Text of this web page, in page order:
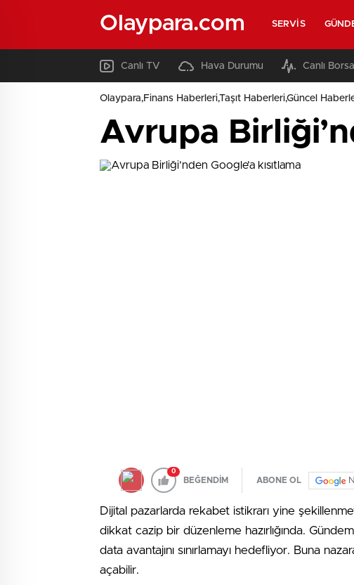
Olaypara.com SERVIS
Canlı TV Hava Durumu Canlı Borsa
Olaypara,Finans Haberleri,Taşıt Haberleri,Güncel
Avrupa
0
BEĞENDİM ABONE OL
Dijital pazarlarda rekabet istikrarı yine
dikkat cazip bir düzenleme hazırlığında.
data avantajını sınırlamayı hedefliyor. Buna
açabilir.